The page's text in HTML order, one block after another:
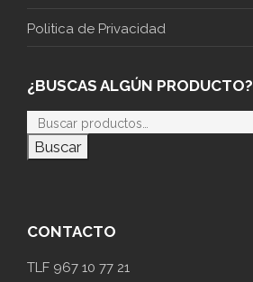
Politica de Privacidad
¿BUSCAS ALGÚN PRODUCTO?
Buscar
CONTACTO
TLF 967 10 77 21